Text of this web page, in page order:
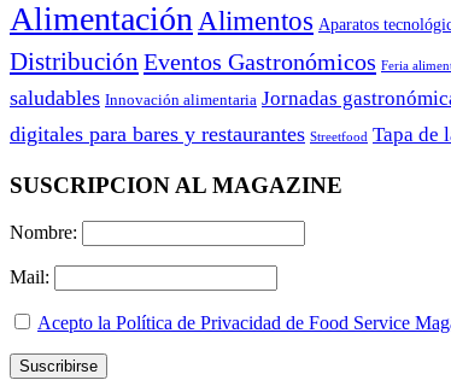
Alimentación Alimentos Aparatos
Distribución Eventos Gastronómicos Feria
saludables Innovación alimentaria Jornadas
digitales para bares y restaurantes Streetfood Tapa de
SUSCRIPCION AL MAGAZINE
Nombre:
Mail:
Acepto la Política de Privacidad de Food Service